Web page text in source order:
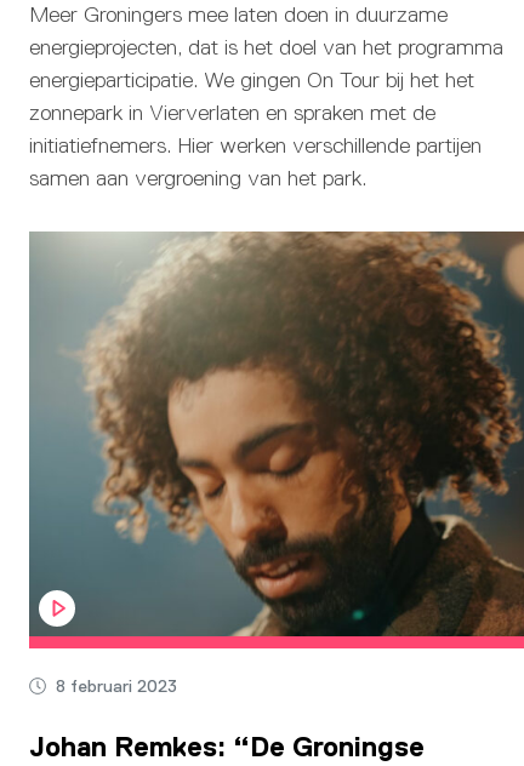
Meer Groningers mee laten doen in duurzame
energieprojecten, dat is het doel van het programma
energieparticipatie. We gingen On Tour bij het het
zonnepark in Vierverlaten en spraken met de
initiatiefnemers. Hier werken verschillende partijen
samen aan vergroening van het park.
8 februari 2023
Johan Remkes: “De Groningse